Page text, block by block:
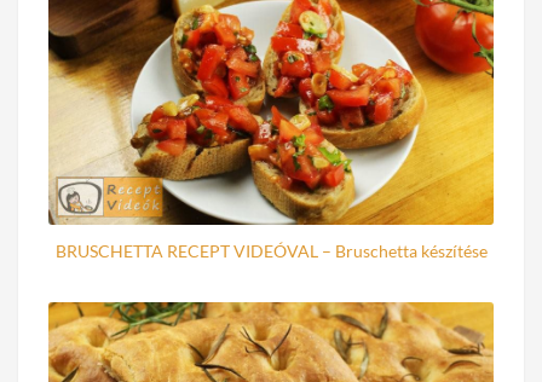
BRUSCHETTA RECEPT VIDEÓVAL – Bruschetta készítése